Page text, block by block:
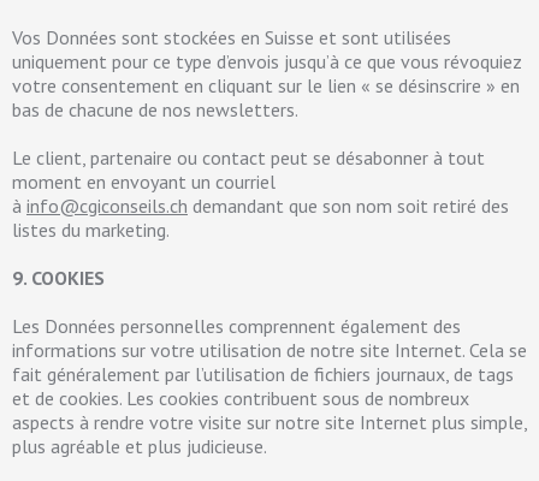
Vos Données sont stockées en Suisse et sont utilisées
uniquement pour ce type d’envois jusqu’à ce que vous révoquiez
votre consentement en cliquant sur le lien « se désinscrire » en
bas de chacune de nos newsletters.
Le client, partenaire ou contact peut se désabonner à tout
moment en envoyant un courriel
à info@cgiconseils.ch demandant que son nom soit retiré des
listes du marketing.
9. COOKIES
Les Données personnelles comprennent également des
informations sur votre utilisation de notre site Internet. Cela se
fait généralement par l’utilisation de fichiers journaux, de tags
et de cookies. Les cookies contribuent sous de nombreux
aspects à rendre votre visite sur notre site Internet plus simple,
plus agréable et plus judicieuse.